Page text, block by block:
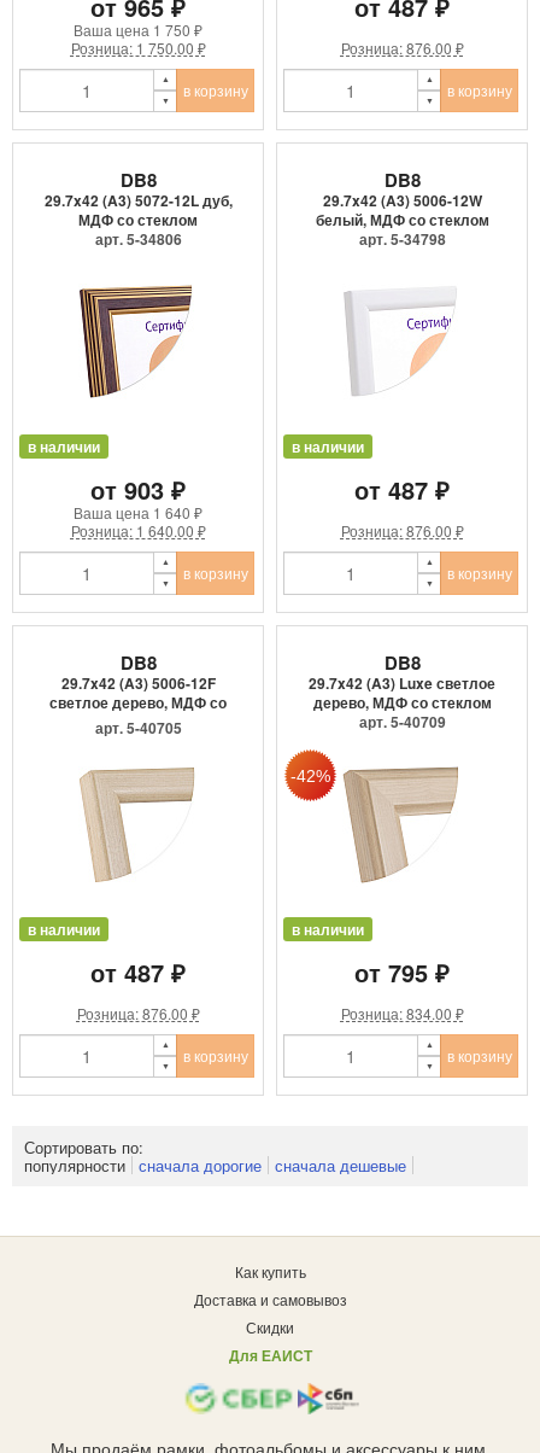
Ваша цена 1 750 ₽
Розница: 1 750.00 ₽
в корзину
Розница: 876.00 ₽
в корзину
DB8
29.7x42 (A3) 5072-12L дуб,
МДФ со стеклом
арт. 5-34806
в наличии
от 903 ₽
Ваша цена 1 640 ₽
Розница: 1 640.00 ₽
в корзину
DB8
29.7x42 (A3) 5006-12W
белый, МДФ со стеклом
арт. 5-34798
в наличии
от 487 ₽
Розница: 876.00 ₽
в корзину
DB8
29.7x42 (A3) 5006-12F
светлое дерево, МДФ со
сте...
арт. 5-40705
в наличии
от 487 ₽
Розница: 876.00 ₽
в корзину
DB8
29.7x42 (A3) Luxe светлое
дерево, МДФ со стеклом
арт. 5-40709
в наличии
от 795 ₽
Розница: 834.00 ₽
в корзину
Сортировать по:
популярности сначала дорогие сначала дешевые
Как купить
Доставка и самовывоз
Скидки
Для ЕАИСТ